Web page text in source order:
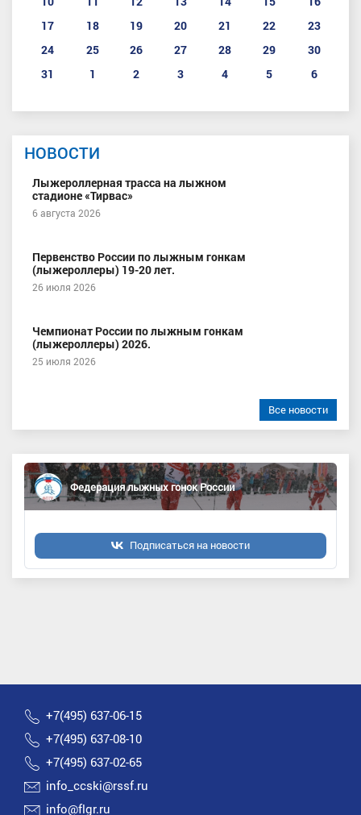
17
18 19 20 21 22
23
24
25 26 27 28 29
30
31
1 2 3 4 5 6
НОВОСТИ
Лыжероллерная трасса на лыжном
стадионе «Тирвас»
6 августа 2026
Первенство России по лыжным гонкам
(лыжероллеры) 19-20 лет.
26 июля 2026
Чемпионат России по лыжным гонкам
(лыжероллеры) 2026.
25 июля 2026
Все новости
Федерация лыжных гонок России
Подписаться на новости
+7(495) 637-06-15
+7(495) 637-08-10
+7(495) 637-02-65
info_ccski@rssf.ru
info@flgr.ru